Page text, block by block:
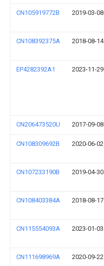
CN105919772B 2019-03-08
CN108392375A 2018-08-14
EP4282392A1 2023-11-29
CN206473520U 2017-09-08
CN108309692B 2020-06-02
CN107233190B 2019-04-30
CN108403384A 2018-08-17
CN115554093A 2023-01-03
CN111698969A 2020-09-22